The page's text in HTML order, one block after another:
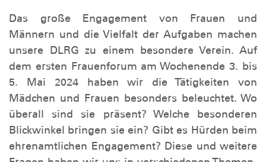
Das große Engagement von Frauen und
Männern und die Vielfalt der Aufgaben machen
unsere DLRG zu einem besondere Verein. Auf
dem ersten Frauenforum am Wochenende 3. bis
5. Mai 2024 haben wir die Tätigkeiten von
Mädchen und Frauen besonders beleuchtet. Wo
überall sind sie präsent? Welche besonderen
Blickwinkel bringen sie ein? Gibt es Hürden beim
ehrenamtlichen Engagement? Diese und weitere